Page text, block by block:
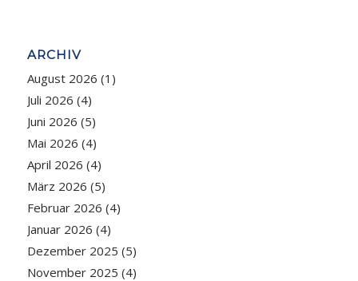
ARCHIV
August 2026 (1)
Juli 2026 (4)
Juni 2026 (5)
Mai 2026 (4)
April 2026 (4)
März 2026 (5)
Februar 2026 (4)
Januar 2026 (4)
Dezember 2025 (5)
November 2025 (4)